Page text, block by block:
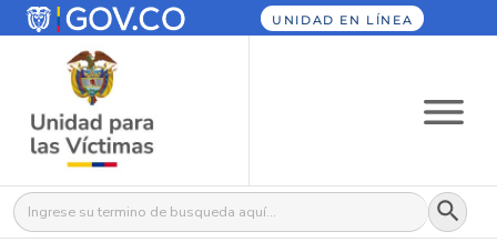
UNIDAD EN LÍNEA
Buscar: Botón